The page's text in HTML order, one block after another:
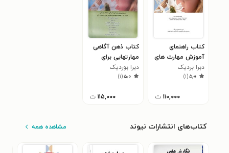
کتاب راهنمای
آموزش مهارت های
توجه آگاهی به
کودکان و نوجوانان
دبرا بردیک
۵٫۰(۱)
۱۱۰,۰۰۰ ت
کتاب ذهن آگاهی
مهارتهایی برای
کودکان و نوجوانان
دبرا بوردیک
۵٫۰(۱)
۱۱۵,۰۰۰ ت
کتاب‌های انتشارات نیوند مشاهده همه